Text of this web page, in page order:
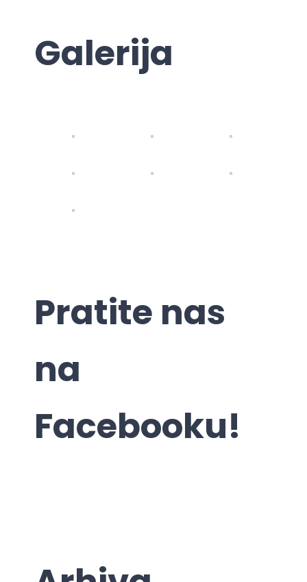
Galerija
Pratite nas
na
Facebooku!